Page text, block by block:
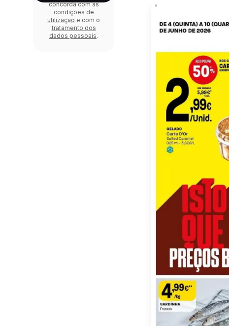
concorda com as
condições de
utilização e com o
tratamento dos
dados pessoais.